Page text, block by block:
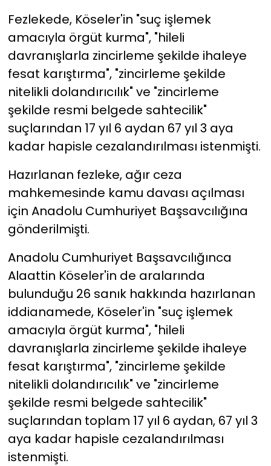
Fezlekede, Köseler'in "suç işlemek
amacıyla örgüt kurma", "hileli
davranışlarla zincirleme şekilde ihaleye
fesat karıştırma", "zincirleme şekilde
nitelikli dolandırıcılık" ve "zincirleme
şekilde resmi belgede sahtecilik"
suçlarından 17 yıl 6 aydan 67 yıl 3 aya
kadar hapisle cezalandırılması istenmişti.
Hazırlanan fezleke, ağır ceza
mahkemesinde kamu davası açılması
için Anadolu Cumhuriyet Başsavcılığına
gönderilmişti.
Anadolu Cumhuriyet Başsavcılığınca
Alaattin Köseler'in de aralarında
bulunduğu 26 sanık hakkında hazırlanan
iddianamede, Köseler'in "suç işlemek
amacıyla örgüt kurma", "hileli
davranışlarla zincirleme şekilde ihaleye
fesat karıştırma", "zincirleme şekilde
nitelikli dolandırıcılık" ve "zincirleme
şekilde resmi belgede sahtecilik"
suçlarından toplam 17 yıl 6 aydan, 67 yıl 3
aya kadar hapisle cezalandırılması
istenmişti.